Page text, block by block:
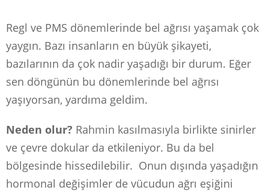
Regl ve PMS dönemlerinde bel ağrısı yaşamak çok
yaygın. Bazı insanların en büyük şikayeti,
bazılarının da çok nadir yaşadığı bir durum. Eğer
sen döngünün bu dönemlerinde bel ağrısı
yaşıyorsan, yardıma geldim.
Neden olur? Rahmin kasılmasıyla birlikte sinirler
ve çevre dokular da etkileniyor. Bu da bel
bölgesinde hissedilebilir. Onun dışında yaşadığın
hormonal değişimler de vücudun ağrı eşiğini